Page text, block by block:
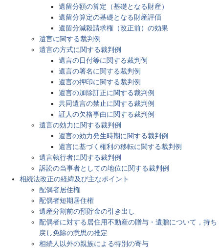
遺留分額の算定（基礎となる財産）
遺留分算定の基礎となる財産評価
遺留分減殺請求権（改正前）の効果
遺言に関する裁判例
遺言の方式に関する裁判例
遺言の日付等に関する裁判例
遺言の署名に関する裁判例
遺言の押印に関する裁判例
遺言の加除訂正に関する裁判例
共同遺言の禁止に関する裁判例
証人の欠格事由に関する裁判例
遺言の効力に関する裁判例
遺言の効力発生時期に関する裁判例
遺言に基づく権利の移転に関する裁判例
遺言執行者に関する裁判例
訴訟の当事者としての地位に関する裁判例
相続法改正の経緯及び主なポイント
配偶者居住権
配偶者短期居住権
遺産分割前の預貯金の引き出し
配偶者に対する居住用不動産の贈与・遺贈について，持ち
戻し免除の意思の推定
相続人以外の親族による特別の寄与